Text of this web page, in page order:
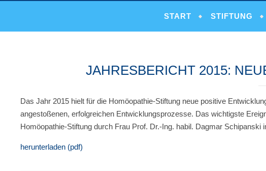
START STIFTUNG
JAHRESBERICHT 2015:
Das Jahr 2015 hielt für die Homöopathie-Stiftung neue positive
angestoßenen, erfolgreichen Entwicklungsprozesse. Das wichtigste
Homöopathie-Stiftung durch Frau Prof. Dr.-Ing. habil. Dagmar Schipanski
herunterladen (pdf)